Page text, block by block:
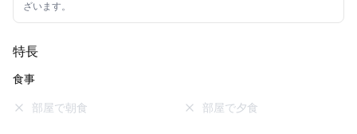
ざいます。
特長
食事
部屋で朝食 部屋で夕食